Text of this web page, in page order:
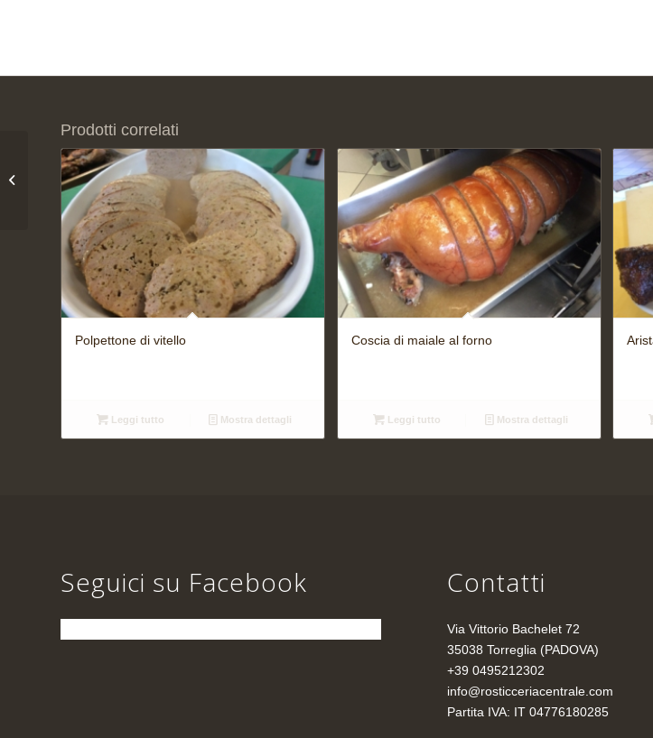
Prodotti correlati
Polpettone di vitello
Leggi tutto Mostra dettagli
Coscia di maiale al forno
Leggi tutto Mostra dettagli
Seguici su Facebook Contatti
Via Vittorio Bachelet 72
35038 Torreglia (PADOVA)
+39 0495212302
info@rosticceriacentrale.com
Partita IVA: IT 04776180285
Scaloppa con asparagi